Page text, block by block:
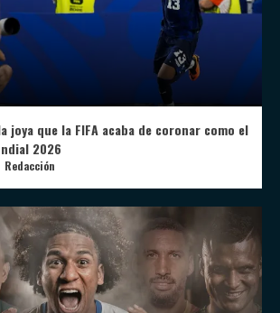
joya que la FIFA acaba de coronar como el
2026
Redacción